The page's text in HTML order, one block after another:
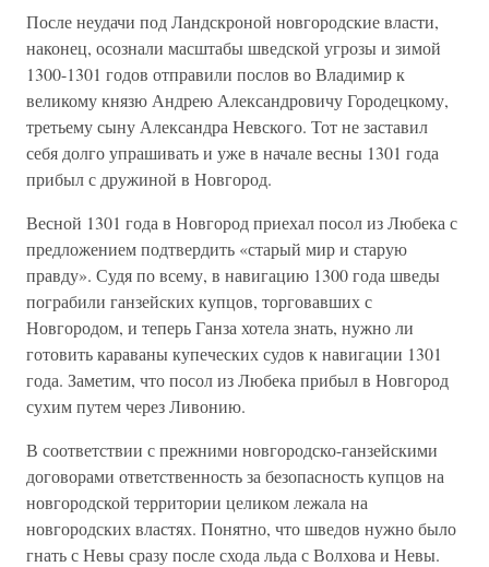
После неудачи под Ландскроной новгородские власти,
наконец, осознали масштабы шведской угрозы и зимой
1300-1301 годов отправили послов во Владимир к
великому князю Андрею Александровичу Городецкому,
третьему сыну Александра Невского. Тот не заставил
себя долго упрашивать и уже в начале весны 1301 года
прибыл с дружиной в Новгород.
Весной 1301 года в Новгород приехал посол из Любека с
предложением подтвердить «старый мир и старую
правду». Судя по всему, в навигацию 1300 года шведы
пограбили ганзейских купцов, торговавших с
Новгородом, и теперь Ганза хотела знать, нужно ли
готовить караваны купеческих судов к навигации 1301
года. Заметим, что посол из Любека прибыл в Новгород
сухим путем через Ливонию.
В соответствии с прежними новгородско-ганзейскими
договорами ответственность за безопасность купцов на
новгородской территории целиком лежала на
новгородских властях. Понятно, что шведов нужно было
гнать с Невы сразу после схода льда с Волхова и Невы.